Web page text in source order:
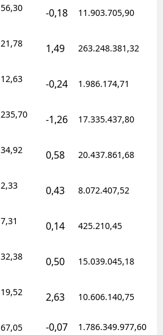
56,30 -0,18 11.903.705,90
21,78 1,49 263.248.381,32
12,63 -0,24 1.986.174,71
235,70 -1,26 17.335.437,80
34,92 0,58 20.437.861,68
2,33 0,43 8.072.407,52
7,31 0,14 425.210,45
32,38 0,50 15.039.045,18
19,52 2,63 10.606.140,75
67,05 -0,07 1.786.349.977,60